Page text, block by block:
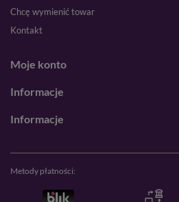
Chcę wymienić towar
Kontakt
Moje konto
Informacje
Informacje
Metody płatności: